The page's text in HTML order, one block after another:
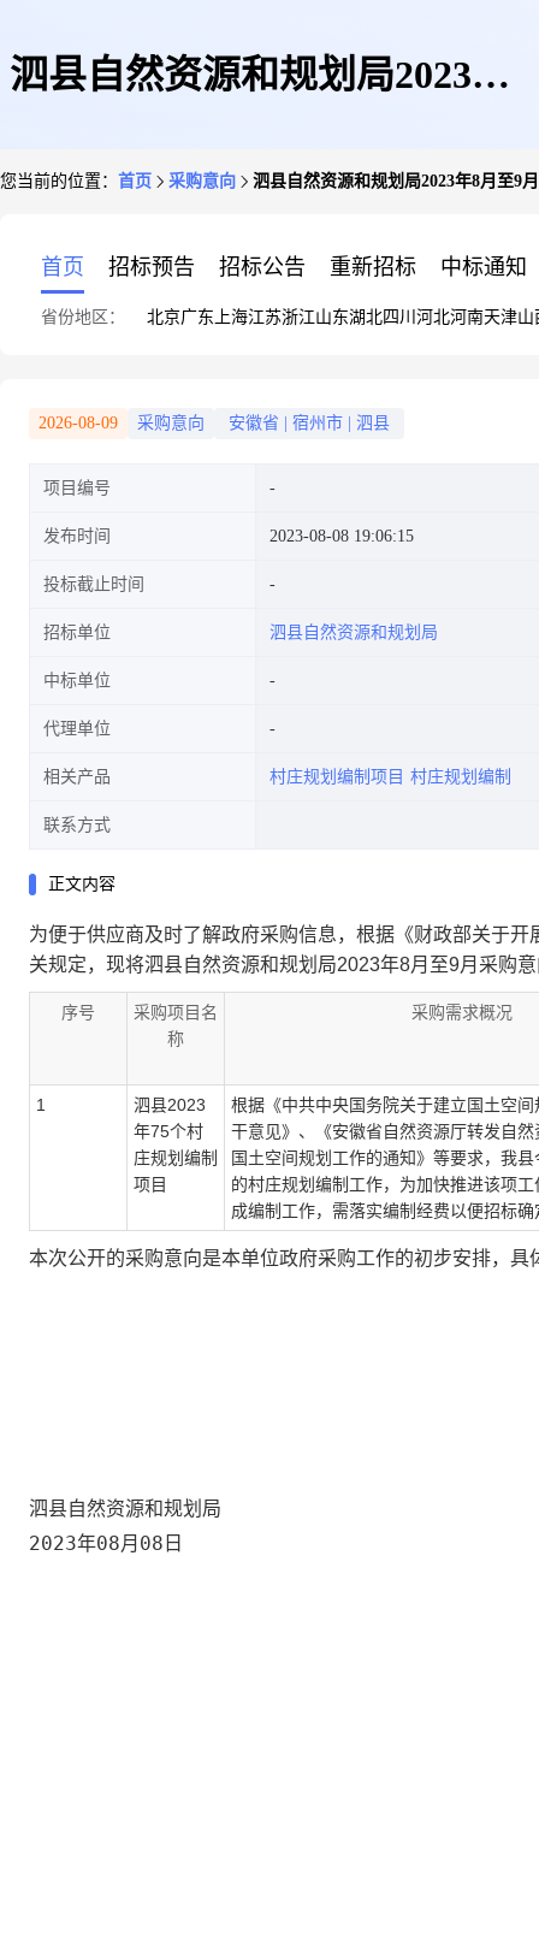
泗县自然资源和规划局2023年8
您当前的位置： 首页 采购意向 泗县自然资源和规划局2023年8月至9
首页 招标预告 招标公告 重新招标 中标通知
省份地区： 北京广东 上海江苏浙江山东湖北四川 河北河南天津山
2026-08-09 采购意向 安徽省 宿州市 泗县
项目编号
发布时间 2023-08-08 19:06:15
投标截止时间
招标单位 泗县自然资源和规划局
中标单位
代理单位
相关产品 村庄规划编制项目 村庄规划编制
联系方式
正文内容
为便于供应商及时了解政府采购信息，根据《财政部关于
关规定，现将泗县自然资源和规划局2023年8月至9月采购
序号
采购项目名
称
采购需求概况
1
泗县2023
年75个村
庄规划编制
项目
根据《中共中央国务院关于建立国土空
干意见》、《安徽省自然资源厅转发自
国土空间规划工作的通知》等要求，我
的村庄规划编制工作，为加快推进该项
成编制工作，需落实编制经费以便招标
本次公开的采购意向是本单位政府采购工作的初步安排，
泗县自然资源和规划局
2023年08月08日